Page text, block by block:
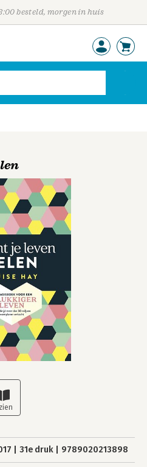
besteld, morgen in huis
31e druk 9789020213898